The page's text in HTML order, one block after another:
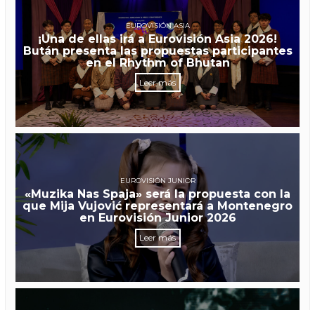
EUROVISIÓN ASIA
¡Una de ellas irá a Eurovisión Asia 2026!
Bután presenta las propuestas participantes
en el Rhythm of Bhutan
Leer más
EUROVISIÓN JUNIOR
«Muzika Nas Spaja» será la propuesta con la
que Mija Vujović representará a Montenegro
en Eurovisión Junior 2026
Leer más